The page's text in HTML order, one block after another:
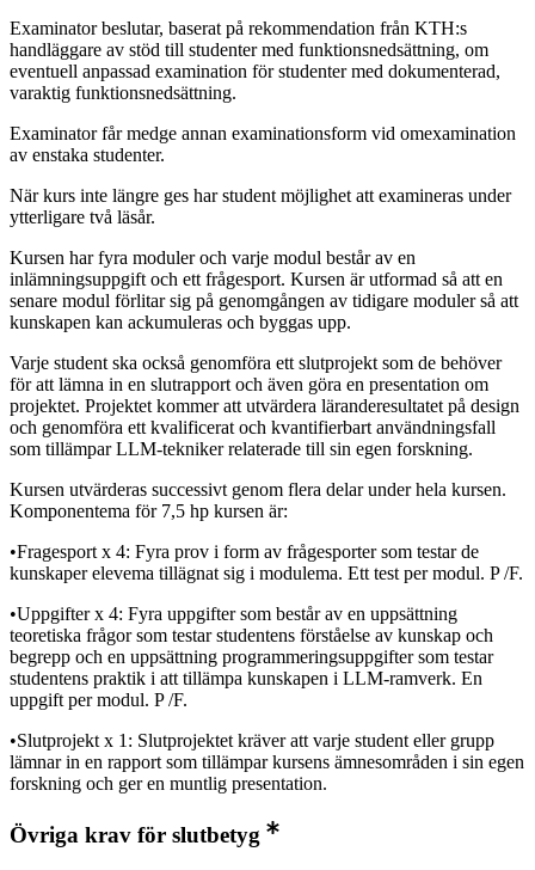
Examinator beslutar, baserat på rekommendation från KTH:s
handläggare av stöd till studenter med funktionsnedsättning, om
eventuell anpassad examination för studenter med dokumenterad,
varaktig funktionsnedsättning.
Examinator får medge annan examinationsform vid omexamination
av enstaka studenter.
När kurs inte längre ges har student möjlighet att examineras under
ytterligare två läsår.
Kursen har fyra moduler och varje modul består av en
inlämningsuppgift och ett frågesport. Kursen är utformad så att en
senare modul förlitar sig på genomgången av tidigare moduler så att
kunskapen kan ackumuleras och byggas upp.
Varje student ska också genomföra ett slutprojekt som de behöver
för att lämna in en slutrapport och även göra en presentation om
projektet. Projektet kommer att utvärdera läranderesultatet på design
och genomföra ett kvalificerat och kvantifierbart användningsfall
som tillämpar LLM-tekniker relaterade till sin egen forskning.
Kursen utvärderas successivt genom flera delar under hela kursen.
Komponentema för 7,5 hp­ kursen är:
•Fragesport x 4: Fyra prov i form av frågesporter som testar de
kunskaper elevema tillägnat sig i modulema. Ett test per modul. P /F.
•Uppgifter x 4: Fyra uppgifter som består av en uppsättning
teoretiska frågor som testar studentens förståelse av kunskap och
begrepp och en uppsättning programmeringsuppgifter som testar
studentens praktik i att tillämpa kunskapen i LLM-ramverk. En
uppgift per modul. P /F.
•Slutprojekt x 1: Slutprojektet kräver att varje student eller grupp
lämnar in en rapport som tillämpar kursens ämnesområden i sin egen
forskning och ger en muntlig presentation.
Övriga krav för slutbetyg